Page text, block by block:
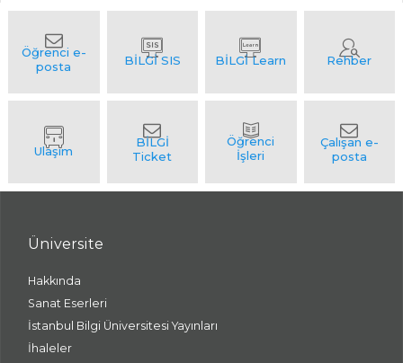
Üniversite
Hakkında
Sanat Eserleri
İstanbul Bilgi Üniversitesi Yayınları
İhaleler